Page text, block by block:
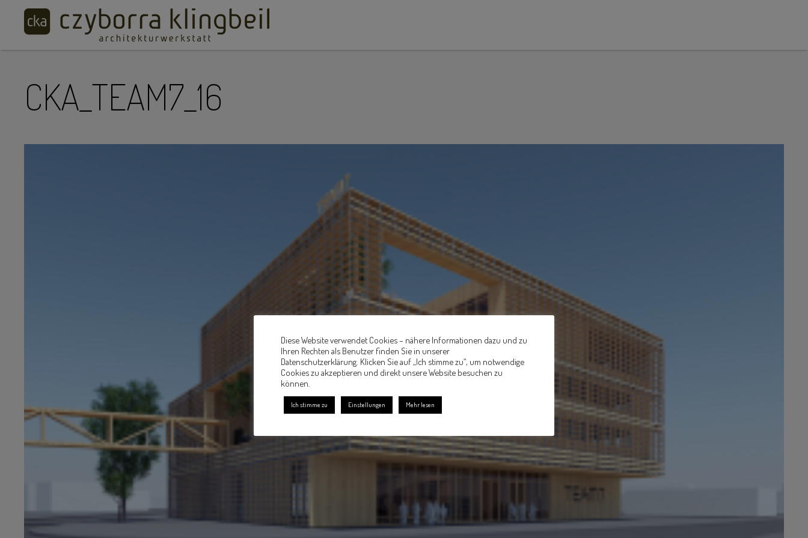
CKA_TEAM7_16
Diese Website verwendet Cookies – nähere Informationen dazu und zu
Ihren Rechten als Benutzer finden Sie in unserer
Datenschutzerklärung. Klicken Sie auf „Ich stimme zu“, um notwendige
Cookies zu akzeptieren und direkt unsere Website besuchen zu
können.
Ich stimme zu Einstellungen Mehr lesen